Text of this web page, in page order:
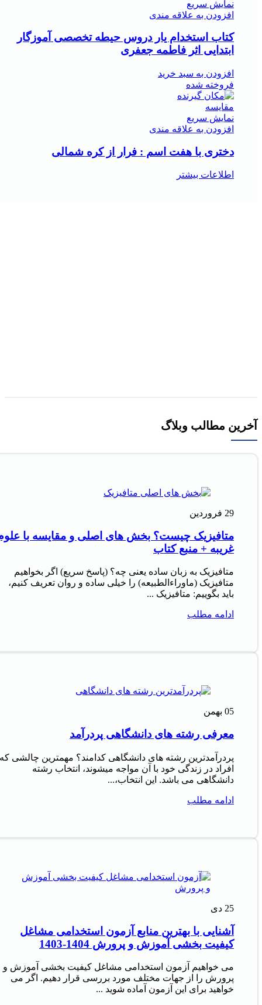
نمایش سریع
افزودن به علاقه مندی
کتاب استخدام یار دروس حیطه تخصصی آموزگار
ابتدایی اثر فاطمه جعفری
افزودن به سبد خرید
فروخته شده
مقايسه
نمایش سریع
افزودن به علاقه مندی
دختری با هفت اسم : فرار از کره شمالی
اطلاعات بیشتر
آخرین مطالب وبلاگ
29 فروردین
متافیزیک چیست؟ بخش های اصلی و مقایسه با
غریبه + منبع کتاب
متافیزیک به زبان ساده یعنی چه؟ (پاسخ سریع) اگر بخواهیم
متافیزیک (ماوراءالطبیعه) را خیلی ساده و روان تعریف کنیم،
باید بگوییم: متافیزیک ...
ادامه مطلب
05 بهمن
معرفی رشته های دانشگاهی پردرآمد
پردرآمدترین رشته های دانشگاهی کدامند؟ مهمترین چالشی که
افراد در زندگی خود با آن مواجه میشوند، انتخاب رشته
دانشگاهی می باشد. این انتخاب،...
ادامه مطلب
25 دی
آشنایی با بهترین منابع آزمون استخدامی مشاغل
کیفیت بخشی آموزش و پرورش 1404-1403
می خواهیم آزمون استخدامی مشاغل کیفیت بخشی آموزش و
پرورش را از جهات مختلف مورد بررسی قرار دهیم. اگر می
خواهید برای این آزمون آماده شوید ...